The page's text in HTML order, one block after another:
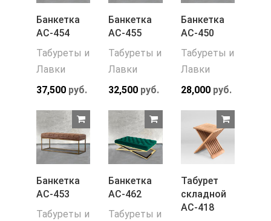
Банкетка
АС-454
Табуреты и
Лавки
37,500 руб.
Банкетка
АС-455
Табуреты и
Лавки
32,500 руб.
Банкетка
АС-450
Табуреты и
Лавки
28,000руб.
Банкетка
АС-453
Табуреты и
Банкетка
АС-462
Табуреты и
Табурет
складной
АС-418